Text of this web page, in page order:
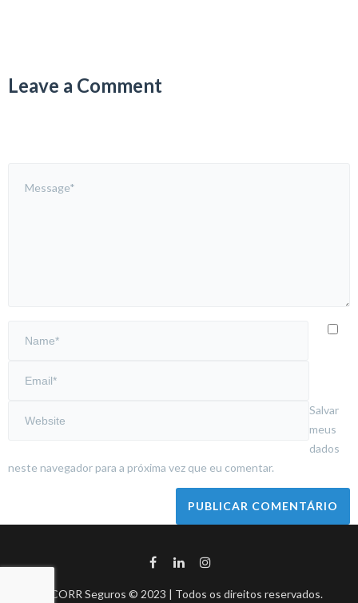
Leave a Comment
Salvar
meus
dados
neste navegador para a próxima vez que eu comentar.
BHCORR Seguros © 2023 | Todos os direitos reservados.